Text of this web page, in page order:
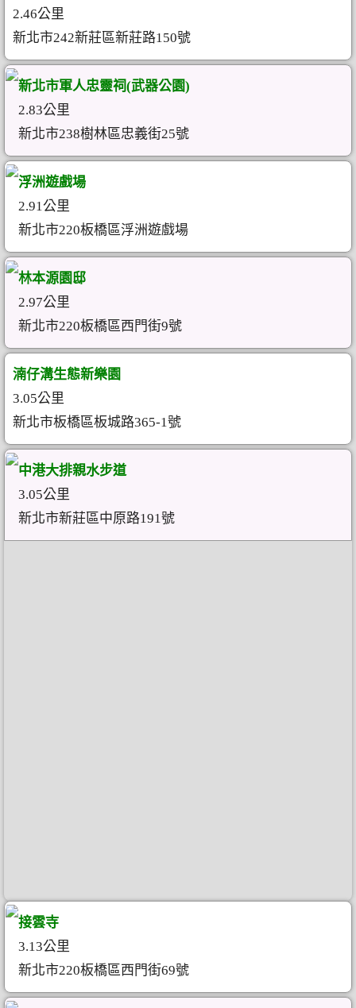
2.46公里
新北市242新莊區新莊路150號
新北市軍人忠靈祠(武器公園)
2.83公里
新北市238樹林區忠義街25號
浮洲遊戲場
2.91公里
新北市220板橋區浮洲遊戲場
林本源園邸
2.97公里
新北市220板橋區西門街9號
湳仔溝生態新樂園
3.05公里
新北市板橋區板城路365-1號
中港大排親水步道
3.05公里
新北市新莊區中原路191號
接雲寺
3.13公里
新北市220板橋區西門街69號